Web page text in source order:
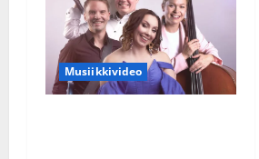
Musiikkivideo